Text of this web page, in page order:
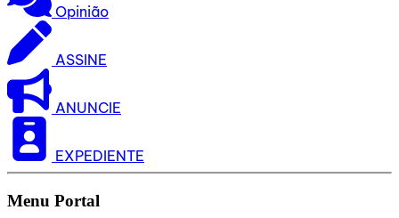
Opinião
ASSINE
ANUNCIE
EXPEDIENTE
Menu Portal